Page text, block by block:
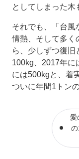
としてしまった木
それでも、「台風
情熱、そして多く
ら、少しずつ復旧
100kg、2017年に
には500kgと、着
ついに年間1トン
愛